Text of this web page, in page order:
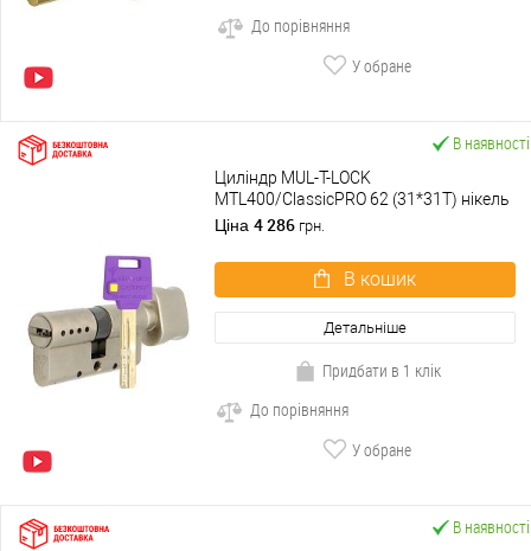
До порівняння
У обране
В наявності
Циліндр MUL-T-LOCK
MTL400/ClassicPRO 62 (31*31T) нікель
сатин
Ціна 4 286 грн.
В кошик
Детальніше
Придбати в 1 клік
До порівняння
У обране
В наявності